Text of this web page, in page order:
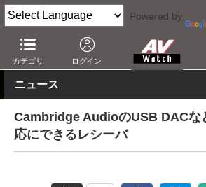
Powered by
カテゴリ ログイン
AV Watch 製品 AV周辺機器
ニュース
Cambridge AudioのUSB DAC
応にできるレシーバ